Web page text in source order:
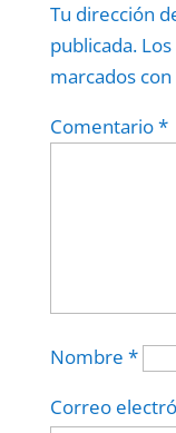
Tu dirección
publicada.
marcados con
Comentario*
Nombre *
Correo